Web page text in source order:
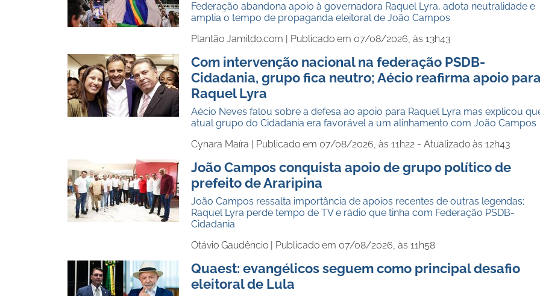
Federação abandona apoio à governadora Raquel Lyra, adota neutralidade e
amplia o tempo de propaganda eleitoral de João Campos
Plantão Jamildo.com | Publicado em 07/08/2026, às 13h43
Com intervenção nacional na federação PSDB-
Cidadania, grupo fica neutro; Aécio reafirma apoio
Raquel Lyra
Aécio Neves falou sobre a defesa ao apoio para Raquel Lyra mas explicou
atual grupo do Cidadania era favorável a um alinhamento com João Campos
Cynara Maíra | Publicado em 07/08/2026, às 11h22 - Atualizado às 12h43
João Campos conquista apoio de grupo político de
prefeito de Araripina
João Campos ressalta importância de apoios recentes de outras legendas;
Raquel Lyra perde tempo de TV e rádio que tinha com Federação PSDB-
Cidadania
Otávio Gaudêncio | Publicado em 07/08/2026, às 11h58
Quaest: evangélicos seguem como principal desafio
eleitoral de Lula